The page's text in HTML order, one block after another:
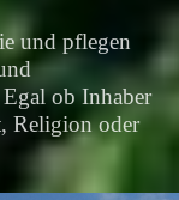
und pflegen
ob Inhaber
Religion oder